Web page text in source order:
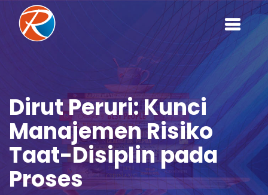
Dirut Peruri: Kunci
Manajemen Risiko
Taat-Disiplin pada
Proses